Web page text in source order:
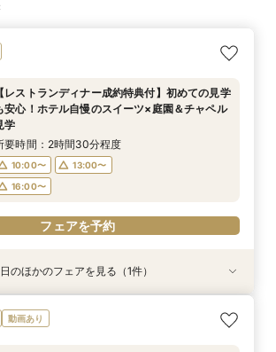
【レストランディナー成約特典付】初めての見学
安心！ホテル自慢のスイーツ×庭園＆チャペル
学
要時間：2時間30分程度
10:00〜
13:00〜
16:00〜
フェアを予約
和婚ご検討のおふたりへ】本格神殿＆1万坪の
本庭園×話題のSATSUKIスイーツが愉しめる
のほかのフェアを見る（1件）
動画あり